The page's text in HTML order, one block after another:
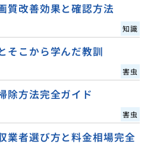
質改善効果と確認方法
知識
そこから学んだ教訓
害虫
除方法完全ガイド
害虫
業者選び方と料金相場完全